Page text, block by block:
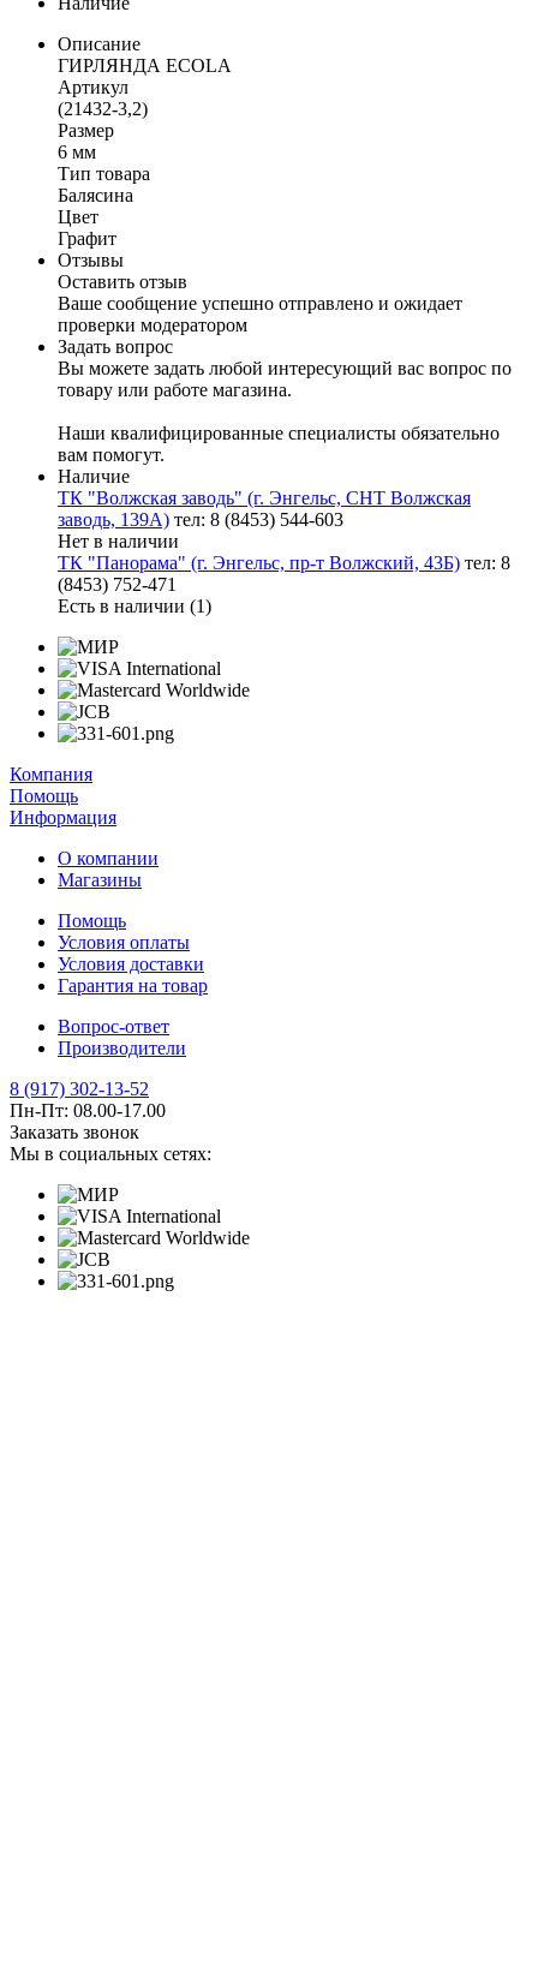
Описание
ГИРЛЯНДА ECOLA
Артикул
(21432-3,2)
Размер
6 мм
Тип товара
Балясина
Цвет
Графит
Отзывы
Оставить отзыв
Ваше сообщение успешно отправлено и ожидает
проверки модератором
Задать вопрос
Вы можете задать любой интересующий вас вопрос по
товару или работе магазина.
Наши квалифицированные специалисты обязательно
вам помогут.
Наличие
ТК "Волжская заводь" (г. Энгельс, СНТ Волжская
заводь, 139А) тел: 8 (8453) 544-603
Нет в наличии
ТК "Панорама" (г. Энгельс, пр-т Волжский, 43Б) тел: 8
(8453) 752-471
Есть в наличии (1)
Компания
Помощь
Информация
О компании
Магазины
Помощь
Условия оплаты
Условия доставки
Гарантия на товар
Вопрос-ответ
Производители
8 (917) 302-13-52
Пн-Пт: 08.00-17.00
Заказать звонок
Мы в социальных сетях: